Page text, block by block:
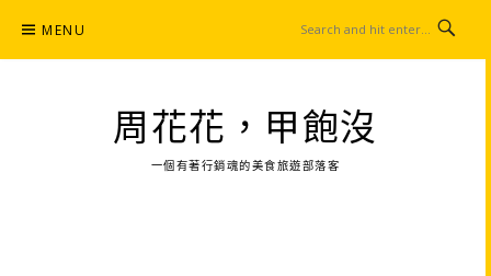
content
MENU
周花花，甲飽沒
一個有著行銷魂的美食旅遊部落客